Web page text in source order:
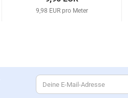
9,98 EUR pro Meter